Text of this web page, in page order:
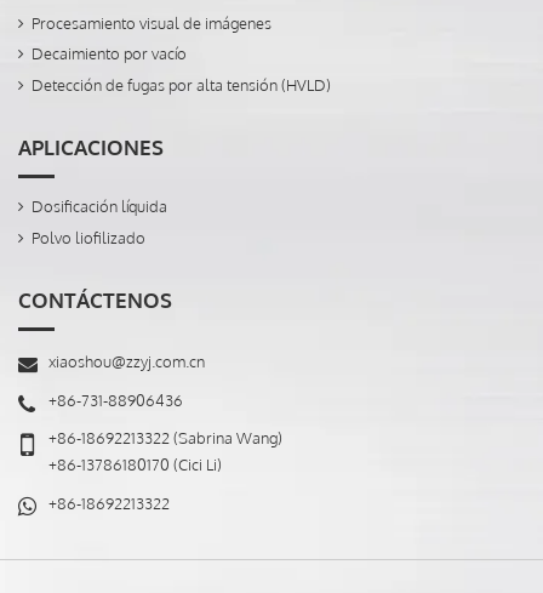
Procesamiento visual de imágenes
Decaimiento por vacío
Detección de fugas por alta tensión (HVLD)
APLICACIONES
Dosificación líquida
Polvo liofilizado
CONTÁCTENOS
xiaoshou@zzyj.com.cn
+86-731-88906436
+86-18692213322(Sabrina Wang)
+86-13786180170 (Cici Li)
+86-18692213322